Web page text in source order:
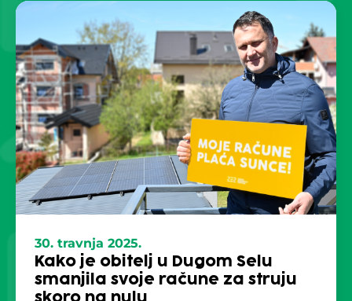
30. travnja 2025.
Kako je obitelj u Dugom Selu
smanjila svoje račune za struju
skoro na nulu